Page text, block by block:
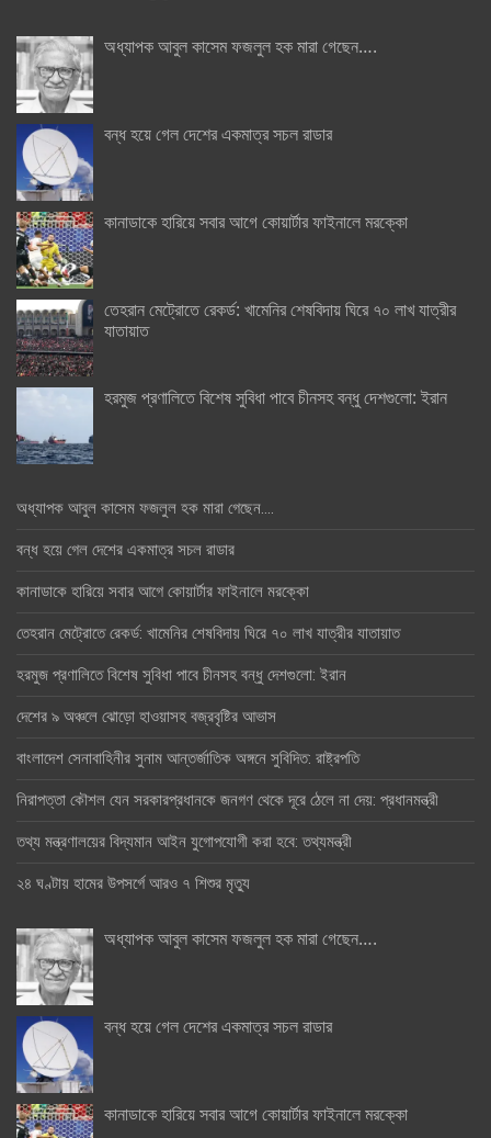
অধ্যাপক আবুল কাসেম ফজলুল হক মারা গেছেন….
বন্ধ হয়ে গেল দেশের একমাত্র সচল রাডার
কানাডাকে হারিয়ে সবার আগে কোয়ার্টার ফাইনালে মরক্কো
তেহরান মেট্রোতে রেকর্ড: খামেনির শেষবিদায় ঘিরে ৭০ লাখ যাত্রীর
যাতায়াত
হরমুজ প্রণালিতে বিশেষ সুবিধা পাবে চীনসহ বন্ধু দেশগুলো: ইরান
অধ্যাপক আবুল কাসেম ফজলুল হক মারা গেছেন….
বন্ধ হয়ে গেল দেশের একমাত্র সচল রাডার
কানাডাকে হারিয়ে সবার আগে কোয়ার্টার ফাইনালে মরক্কো
তেহরান মেট্রোতে রেকর্ড: খামেনির শেষবিদায় ঘিরে ৭০ লাখ যাত্রীর যাতায়াত
হরমুজ প্রণালিতে বিশেষ সুবিধা পাবে চীনসহ বন্ধু দেশগুলো: ইরান
দেশের ৯ অঞ্চলে ঝোড়ো হাওয়াসহ বজ্রবৃষ্টির আভাস
বাংলাদেশ সেনাবাহিনীর সুনাম আন্তর্জাতিক অঙ্গনে সুবিদিত: রাষ্ট্রপতি
নিরাপত্তা কৌশল যেন সরকারপ্রধানকে জনগণ থেকে দূরে ঠেলে না দেয়: প্রধানমন্ত্রী
তথ্য মন্ত্রণালয়ের বিদ্যমান আইন যুগোপযোগী করা হবে: তথ্যমন্ত্রী
২৪ ঘণ্টায় হামের উপসর্গে আরও ৭ শিশুর মৃত্যু
অধ্যাপক আবুল কাসেম ফজলুল হক মারা গেছেন….
বন্ধ হয়ে গেল দেশের একমাত্র সচল রাডার
কানাডাকে হারিয়ে সবার আগে কোয়ার্টার ফাইনালে মরক্কো